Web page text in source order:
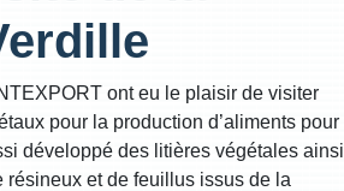
ont eu le plaisir de visiter
pour la production d’aliments pour
développé des litières végétales ainsi
et de feuillus issus de la